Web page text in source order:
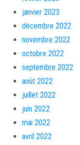
janvier 2023
décembre 2022
novembre 2022
octobre 2022
septembre 2022
août 2022
juillet 2022
juin 2022
mai 2022
avril 2022